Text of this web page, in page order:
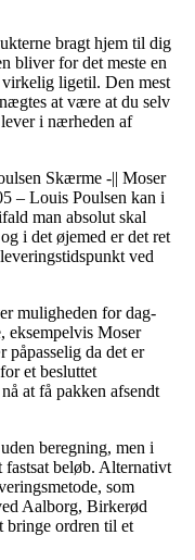
bragt hjem til dig
bliver for det meste en
ligetil. Den mest
at være at du selv
i nærheden af
Skærme -|| Moser
– Louis Poulsen kan i
man absolut skal
i det øjemed er det ret
ved
muligheden for dag-
eksempelvis Moser
da det er
et besluttet
at få pakken afsendt
beregning, men i
fastsat beløb. Alternativt
som
Aalborg, Birkerød
bringe ordren til et